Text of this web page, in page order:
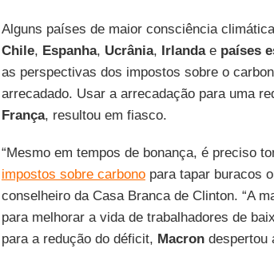
Alguns países de maior consciência
Chile, Espanha, Ucrânia, Irlandae países
as perspectivas dos impostos sobre o
arrecadado. Usar a arrecadação para uma
França, resultou em fiasco.
“Mesmo em tempos de bonança, é preciso
impostos sobre carbonopara tapar buracos
conselheiro da Casa Branca de Clinton. “A
para melhorar a vida de trabalhadores de
para a redução do déficit, Macrondespertou